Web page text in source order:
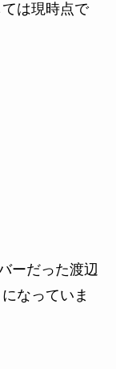
は現時点で
ーだった渡辺
なっていま